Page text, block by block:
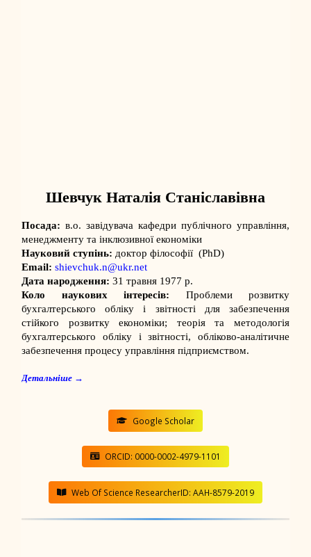
Шевчук Наталія Станіславівна
Посада: в.о. завідувача кафедри публічного управління,
менеджменту та інклюзивної економіки
Науковий ступінь: доктор філософії (PhD)
Email: shievchuk.n@ukr.net
Дата народження: 31 травня 1977 р.
Коло наукових інтересів: Проблеми розвитку
бухгалтерського обліку і звітності для забезпечення
стійкого розвитку економіки; теорія та методологія
бухгалтерського обліку і звітності, обліково-аналітичне
забезпечення процесу управління підприємством.
Детальніше →
Google Scholar
ORCID: 0000-0002-4979-1101
Web Of Science ResearcherID: AAH-8579-2019